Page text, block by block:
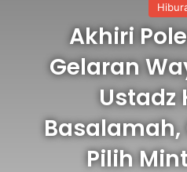
Akhiri
Gelaran
Ustadz
Basalamah,
Pilih